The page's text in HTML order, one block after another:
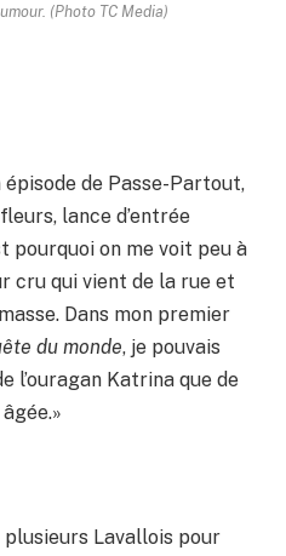
(Photo TC Media)
épisode de Passe-Partout,
lance d’entrée
pourquoi on me voit peu à
cru qui vient de la rue et
Dans mon premier
du monde, je pouvais
l’ouragan Katrina que de
Lavallois pour